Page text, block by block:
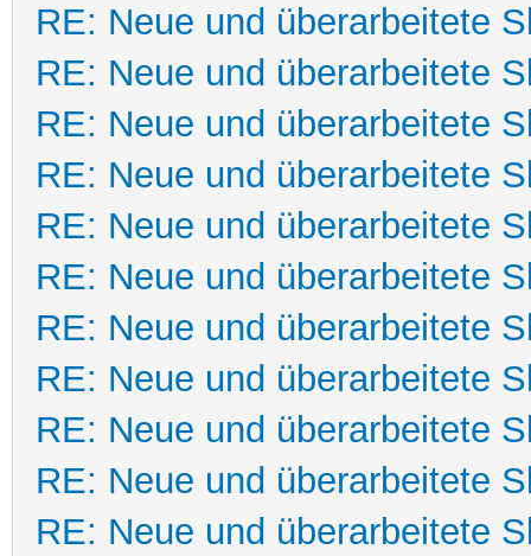
RE: Neue und überarbeitete
RE: Neue und überarbeitete
RE: Neue und überarbeitete
RE: Neue und überarbeitete
RE: Neue und überarbeitete
RE: Neue und überarbeitete
RE: Neue und überarbeitete
RE: Neue und überarbeitete
RE: Neue und überarbeitete
RE: Neue und überarbeitete
RE: Neue und überarbeitete